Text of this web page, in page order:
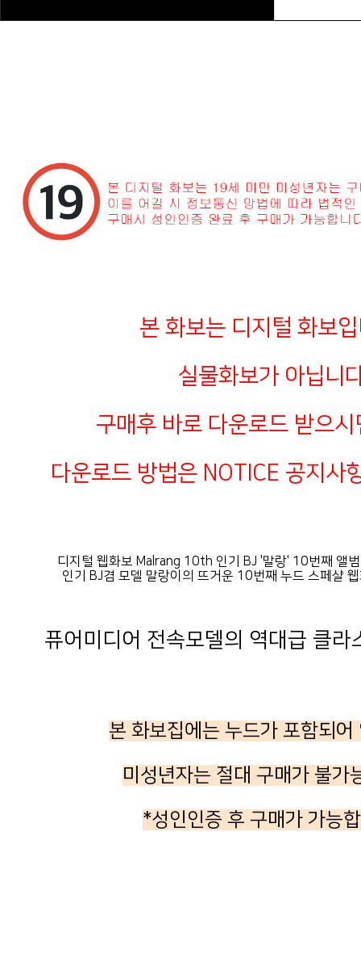
본 화보는 디지털 화보
실물화보가 아닙니
구매후 바로 다운로드 받으
다운로드 방법은 NOTICE 공지사
디지털 웹화보 Malrang 10th 인기 BJ '말랑' 10번째 앨
인기 BJ겸 모델 말랑이의 뜨거운 10번째 누드 스페샬
퓨어미디어 전속모델의 역대급 클라
본 화보집에는 누드가 포함되
미성년자는 절대 구매가 불가
*성인인증 후 구매가 가능